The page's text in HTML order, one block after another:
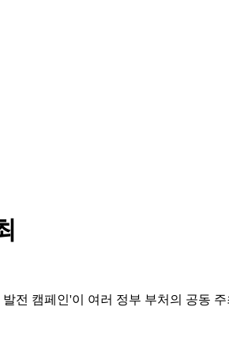
전 캠페인'이 여러 정부 부처의 공동